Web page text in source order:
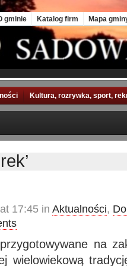
gminie Katalog firm Mapa
Kultura, rozrywka, sport,
17:45 in Aktualności,
na
wielowiekową